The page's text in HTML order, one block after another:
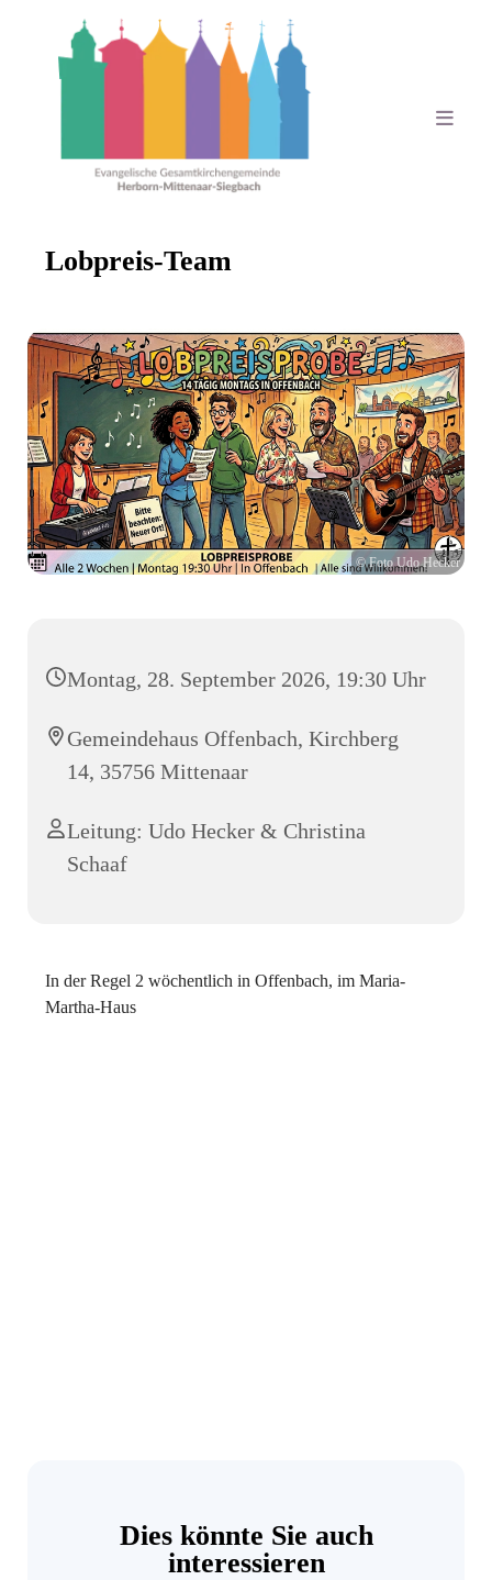
Lobpreis-Team
© Foto Udo Hecker
Montag, 28. September 2026, 19:30 Uhr
Gemeindehaus Offenbach, Kirchberg
14, 35756 Mittenaar
Leitung: Udo Hecker & Christina
Schaaf
In der Regel 2 wöchentlich in Offenbach, im Maria-
Martha-Haus
Dies könnte Sie auch
interessieren